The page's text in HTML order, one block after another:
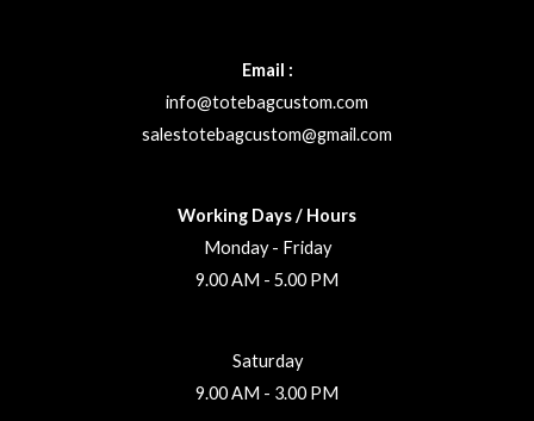
Email :
info@totebagcustom.com
salestotebagcustom@gmail.com
Working Days / Hours
Monday - Friday
9.00 AM - 5.00 PM
Saturday
9.00 AM - 3.00 PM